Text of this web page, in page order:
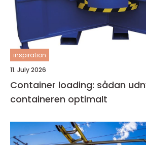
inspiration
11. July 2026
Container loading: sådan
containeren optimalt